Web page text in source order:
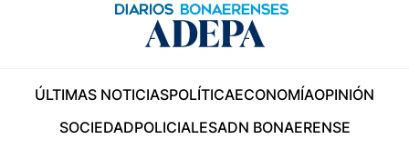
ÚLTIMAS NOTICIASPOLÍTICAECONOMÍAOPINIÓN
SOCIEDADPOLICIALESADN BONAERENSE